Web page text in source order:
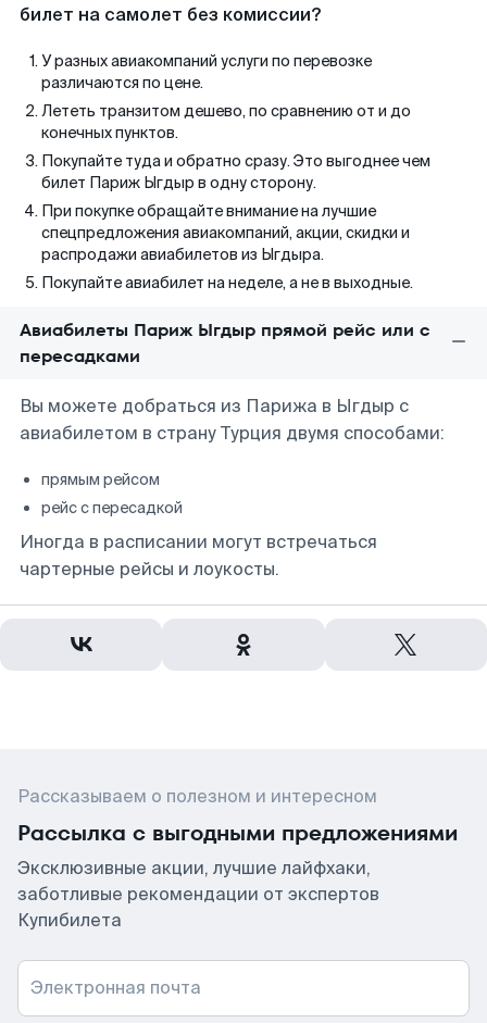
билет на самолет без комиссии?
У разных авиакомпаний услуги по перевозке
различаются по цене.
Лететь транзитом дешево, по сравнению от и до
конечных пунктов.
Покупайте туда и обратно сразу. Это выгоднее чем
билет Париж Ыгдыр в одну сторону.
При покупке обращайте внимание на лучшие
спецпредложения авиакомпаний, акции, скидки и
распродажи авиабилетов из Ыгдыра.
Покупайте авиабилет на неделе, а не в выходные.
Авиабилеты Париж Ыгдыр прямой рейс или с
пересадками
Вы можете добраться из Парижа в Ыгдыр с
авиабилетом в страну Турция двумя способами:
прямым рейсом
рейс с пересадкой
Иногда в расписании могут встречаться
чартерные рейсы и лоукосты.
Рассказываем о полезном и интересном
Рассылка с выгодными предложениями
Эксклюзивные акции, лучшие лайфхаки,
заботливые рекомендации от экспертов
Купибилета
Электронная почта